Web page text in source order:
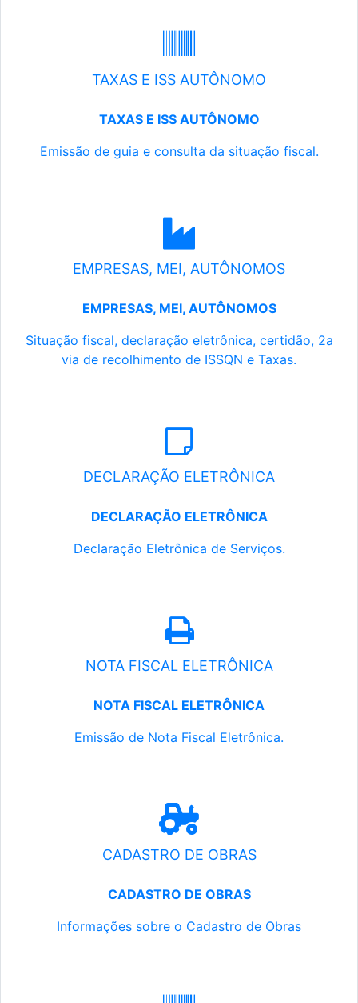
TAXAS E ISS AUTÔNOMO
TAXAS E ISS AUTÔNOMO
Emissão de guia e consulta da situação fiscal.
EMPRESAS, MEI, AUTÔNOMOS
EMPRESAS, MEI, AUTÔNOMOS
Situação fiscal, declaração eletrônica, certidão, 2a
via de recolhimento de ISSQN e Taxas.
DECLARAÇÃO ELETRÔNICA
DECLARAÇÃO ELETRÔNICA
Declaração Eletrônica de Serviços.
NOTA FISCAL ELETRÔNICA
NOTA FISCAL ELETRÔNICA
Emissão de Nota Fiscal Eletrônica.
CADASTRO DE OBRAS
CADASTRO DE OBRAS
Informações sobre o Cadastro de Obras